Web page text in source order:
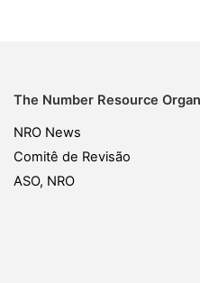
The Number Resource
NRO News
Comitê de Revisão
ASO, NRO